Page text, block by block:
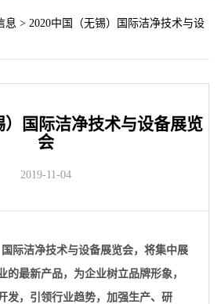
息 > 2020中国（无锡）国际洁净技术与设
）国际洁净技术与设备展览
会
2019-11-04
际洁净技术与设备展览会，将集中展
的最新产品，为企业树立品牌形象，
发，引领行业趋势，加强生产、研